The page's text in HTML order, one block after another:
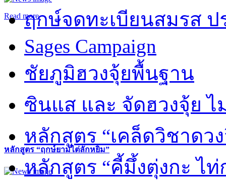
Read more
หลักสูตร “ฤกษ์ยามไต่ลักหยิ่ม”
ฤกษ์จดทะเบียนสมรส ป
Sages Campaign
ชัยภูมิฮวงจุ้ยพื้นฐาน
ซินแส และ จัดฮวงจุ้ย ไ
หลักสูตร “เคล็ดวิชาดว
หลักสูตร “คี้มึ้งตุ่งกะ ไ